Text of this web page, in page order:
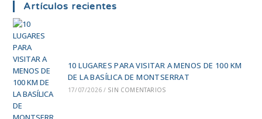
Artículos recientes
10 LUGARES PARA VISITAR A MENOS DE 100 KM
DE LA BASÍLICA DE MONTSERRAT
17/07/2026 / SIN COMENTARIOS